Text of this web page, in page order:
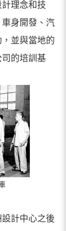
理念和技
身開發、汽
並與當地的
的培訓基
計中心之後